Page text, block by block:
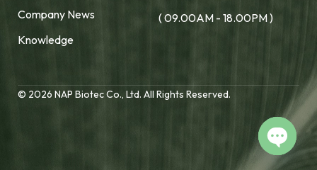
Company News
Knowledge
( 09.00AM - 18.00PM )
© 2026 NAP Biotec Co., Ltd. All Rights Reserved.
Open